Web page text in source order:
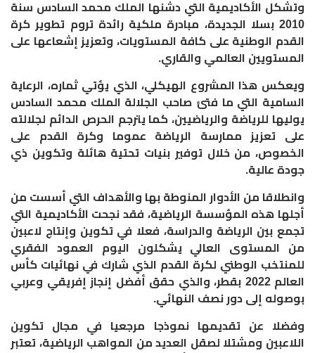
وتشكل الأكاديمية التي دشنها الملك محمد السادس سنة
2010 بسلا الجديدة، مبادرة ملكية رائدة تروم تطوير كرة
القدم الوطنية على كافة المستويات، وتعزيز إشعاعها على
المستويين العالمي والقاري.
ويعكس هذا المشروع الهيكلي، الذي يؤتي ثماره، الرعاية
السامية التي ما فتئ صاحب الجلالة الملك محمد السادس
يوليها للرياضة والرياضيين، كما يترجم الحرص الدائم لجلالته
على تعزيز ممارسة الرياضة عموما وكرة القدم على
الخصوص، من خلال توفير بنيات تحتية هائلة وتكوين ذي
جودة عالية.
وانطلاقا من الأدوار المنوطة بها والأهداف التي أسست من
أجلها هذه المؤسسة الرياضية، فقد نجحت الأكاديمية التي
تجمع بين الرياضة والدراسة، فعلا في تكوين وإنتاج لاعبين
من المستوى العالي يشكلون اليوم العمود الفقري
للمنتخب الوطني لكرة القدم الذي شارك في نهائيات كأس
العالم 2022 بقطر، والذي حقق أفضل إنجاز إفريقي وعربي
بوصوله إلى دور نصف النهائي.
وفضلا عن تقديمها نموذجا مرجعيا في مجال تكوين
اللاعبين ومشتلا لصقل العديد من المواهب الرياضية، تعتبر